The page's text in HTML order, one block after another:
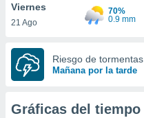
IP
de
traten tus
en
a lo que
Para
Viernes
21 Ago
70%
0.9 mm
Riesgo de tormentas
Mañana por la tarde
Gráficas del tiempo